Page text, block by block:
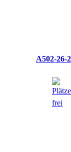
A502-26-2